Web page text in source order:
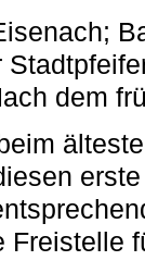
dem
Freistelle